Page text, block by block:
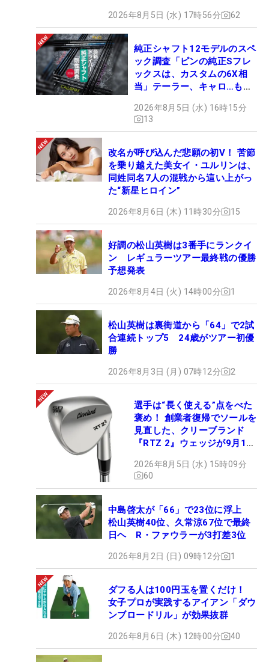
2026年8月5日 (水) 17時56分 62
純正シャフト12モデルのスペ
ック調査「ピンの純正Sフレ
ックスは、カスタムの6X相
当」テーラー、キャロ…もチ
2026年8月5日 (水) 16時15分
13
改名が呼び込んだ悲願の初V！ 苦節
を乗り越えた美女イ・ユルリンは、
同姓同名7人の混戦から這い上がっ
た“新星ヒロイン”
2026年8月6日 (木) 11時30分 15
好調の松山英樹は3番手にランクイ
ン レギュラーツアー最終戦の優勝
予想発表
2026年8月4日 (火) 14時00分 1
松山英樹は裏街道から「64」で2試
合連続トップ5 24歳がツアー初優
勝
2026年8月3日 (月) 07時12分 2
選手は“長く使える”点をべた
褒め！ 創業者復帰でソールを
見直した、クリーブランド
『RTZ 2』ウェッジが9月12
2026年8月5日 (水) 15時09分
60
中島啓太が「66」で23位に浮上
松山英樹40位、久常涼67位で最終
日ヘ R・ファウラーが3打差3位
2026年8月2日 (日) 09時12分 1
ダフる人は100円玉を置くだけ！
女子プロが実践するアイアン「ダウ
ンブロードリル」が効果抜群
2026年8月6日 (木) 12時00分 40